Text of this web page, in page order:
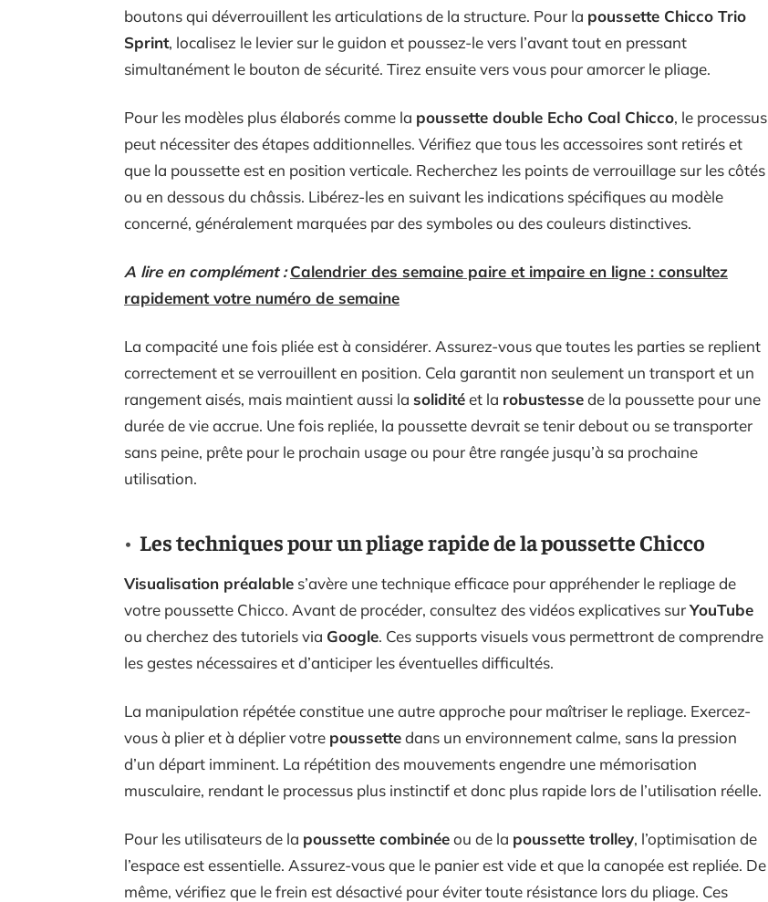
boutons qui déverrouillent les articulations de la structure. Pour la poussette Chicco Trio
Sprint, localisez le levier sur le guidon et poussez-le vers l’avant tout en pressant
simultanément le bouton de sécurité. Tirez ensuite vers vous pour amorcer le pliage.
Pour les modèles plus élaborés comme la poussette double Echo Coal Chicco, le processus
peut nécessiter des étapes additionnelles. Vérifiez que tous les accessoires sont retirés et
que la poussette est en position verticale. Recherchez les points de verrouillage sur les côtés
ou en dessous du châssis. Libérez-les en suivant les indications spécifiques au modèle
concerné, généralement marquées par des symboles ou des couleurs distinctives.
A lire en complément : Calendrier des semaine paire et impaire en ligne : consultez
rapidement votre numéro de semaine
La compacité une fois pliée est à considérer. Assurez-vous que toutes les parties se replient
correctement et se verrouillent en position. Cela garantit non seulement un transport et un
rangement aisés, mais maintient aussi la soliditéet la robustessede la poussette pour une
durée de vie accrue. Une fois repliée, la poussette devrait se tenir debout ou se transporter
sans peine, prête pour le prochain usage ou pour être rangée jusqu’à sa prochaine
utilisation.
Les techniques pour un pliage rapide de la poussette Chicco
Visualisation préalable s’avère une technique efficace pour appréhender le repliage de
votre poussette Chicco. Avant de procéder, consultez des vidéos explicatives surYouTube
ou cherchez des tutoriels via Google. Ces supports visuels vous permettront de comprendre
les gestes nécessaires et d’anticiper les éventuelles difficultés.
La manipulation répétée constitue une autre approche pour maîtriser le repliage. Exercez-
vous à plier et à déplier votre poussettedans un environnement calme, sans la pression
d’un départ imminent. La répétition des mouvements engendre une mémorisation
musculaire, rendant le processus plus instinctif et donc plus rapide lors de l’utilisation réelle.
Pour les utilisateurs de la poussette combinéeou de la poussette trolley, l’optimisation de
l’espace est essentielle. Assurez-vous que le panier est vide et que la canopée est repliée. De
même, vérifiez que le frein est désactivé pour éviter toute résistance lors du pliage. Ces